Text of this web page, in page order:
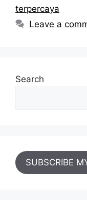
terpercaya
Leave a
Search
SUBSCRIBE